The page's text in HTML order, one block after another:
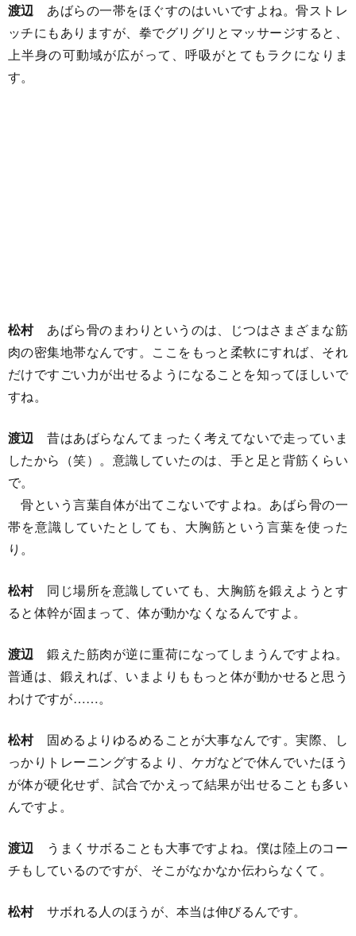
渡辺 あばらの一帯をほぐすのはいいですよね。骨ストレ
ッチにもありますが、拳でグリグリとマッサージすると、
上半身の可動域が広がって、呼吸がとてもラクになりま
す。
松村あばら骨のまわりというのは、じつはさまざまな筋
肉の密集地帯なんです。ここをもっと柔軟にすれば、それ
だけですごい力が出せるようになることを知ってほしいで
すね。
渡辺 昔はあばらなんてまったく考えてないで走っていま
したから（笑）。意識していたのは、手と足と背筋くらい
で。
骨という言葉自体が出てこないですよね。あばら骨の一
帯を意識していたとしても、大胸筋という言葉を使った
り。
松村同じ場所を意識していても、大胸筋を鍛えようとす
ると体幹が固まって、体が動かなくなるんですよ。
渡辺 鍛えた筋肉が逆に重荷になってしまうんですよね。
普通は、鍛えれば、いまよりももっと体が動かせると思う
わけですが……。
松村固めるよりゆるめることが大事なんです。実際、し
っかりトレーニングするより、ケガなどで休んでいたほう
が体が硬化せず、試合でかえって結果が出せることも多い
んですよ。
渡辺 うまくサボることも大事ですよね。僕は陸上のコー
チもしているのですが、そこがなかなか伝わらなくて。
松村サボれる人のほうが、本当は伸びるんです。